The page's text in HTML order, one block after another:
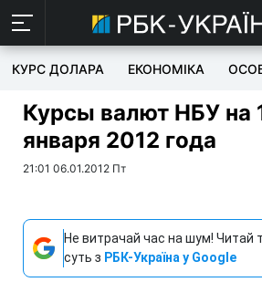
КУРС ДОЛАРА ЕКОНОМІКА
Курсы валют НБУ на
января 2012 года
21:01 06.01.2012 Пт
Не витрачай час на шум! Читай
суть з РБК-Україна у Google